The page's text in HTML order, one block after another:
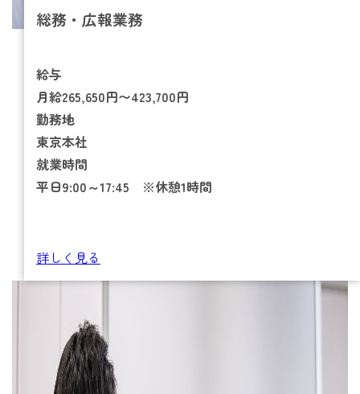
総務・広報業務
給与
月給265,650円〜423,700円
勤務地
東京本社
就業時間
平日9:00～17:45 ※休憩1時間
詳しく見る